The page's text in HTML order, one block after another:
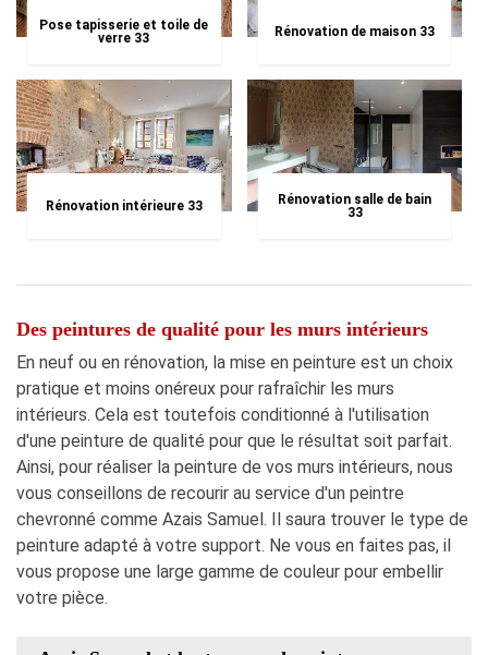
Pose tapisserie et toile de
verre 33
Rénovation de maison 33
Rénovation intérieure 33
Rénovation salle de bain
33
Des peintures de qualité pour les murs intérieurs
En neuf ou en rénovation, la mise en peinture est un choix
pratique et moins onéreux pour rafraîchir les murs
intérieurs. Cela est toutefois conditionné à l'utilisation
d'une peinture de qualité pour que le résultat soit parfait.
Ainsi, pour réaliser la peinture de vos murs intérieurs, nous
vous conseillons de recourir au service d'un peintre
chevronné comme Azais Samuel. Il saura trouver le type de
peinture adapté à votre support. Ne vous en faites pas, il
vous propose une large gamme de couleur pour embellir
votre pièce.